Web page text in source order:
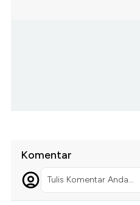
Komentar
Tulis Komentar Anda...